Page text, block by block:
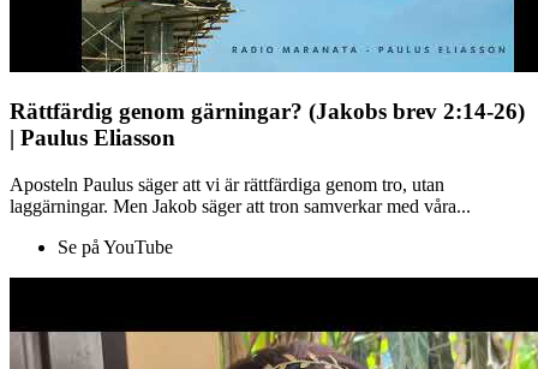
Rättfärdig genom gärningar? (Jakobs brev 2:14-26)
| Paulus Eliasson
Aposteln Paulus säger att vi är rättfärdiga genom tro, utan
laggärningar. Men Jakob säger att tron samverkar med våra...
Se på YouTube